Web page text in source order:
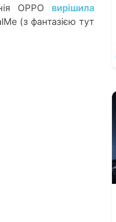
OPPO вирішила
(з фантазією тут